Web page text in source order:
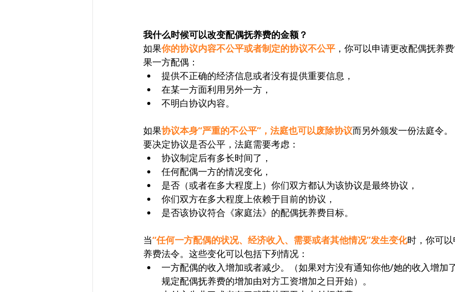
我什么时候可以改变配偶抚养费的金额？
如果你的协议内容不公平或者制定的协议不公平 ，你可以申请更改配偶抚养
果一方配偶：
提供不正确的经济信息或者没有提供重要信息，
在某一方面利用另外一方，
不明白协议内容。
如果协议本身“严重的不公平”，法庭也可以废除协议而另外颁发一份法庭令。
要决定协议是否公平，法庭需要考虑：
协议制定后有多长时间了，
任何配偶一方的情况变化，
是否（或者在多大程度上）你们双方都认为该协议是最终协议，
你们双方在多大程度上依赖于目前的协议，
是否该协议符合《家庭法》的配偶抚养费目标。
当“任何一方配偶的状况、经济收入、需要或者其他情况”发生变化时，你可
养费法令。这些变化可以包括下列情况：
一方配偶的收入增加或者减少。（如果对方没有通知你他/她的收入增加
规定配偶抚养费的增加由对方工资增加之日开始）。